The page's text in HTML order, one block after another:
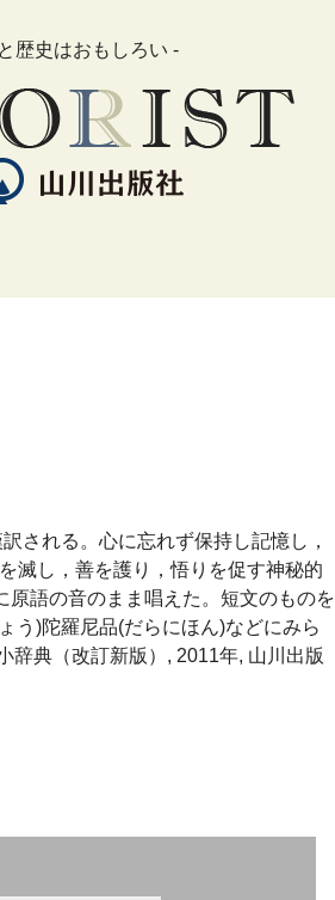
歴史はおもしろい -
される。心に忘れず保持し記憶し，
滅し，善を護り，悟りを促す神秘的
語の音のまま唱えた。短文のものを
う)陀羅尼品(だらにほん)などにみら
辞典（改訂新版）, 2011年, 山川出版